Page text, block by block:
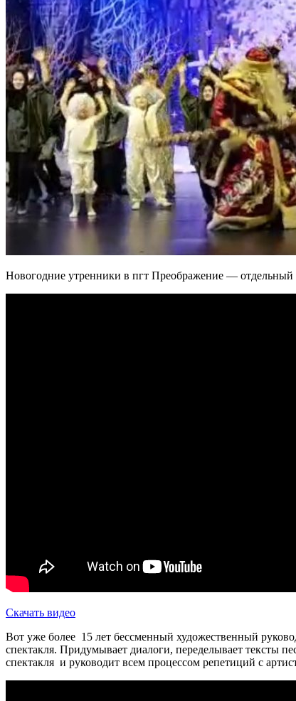
Новогодние утренники в пгт Преображение — отдельный
Скачать видео
Вот уже более 15 лет бессменный художественный
спектакля. Придумывает диалоги, переделывает тексты
спектакля и руководит всем процессом репетиций с